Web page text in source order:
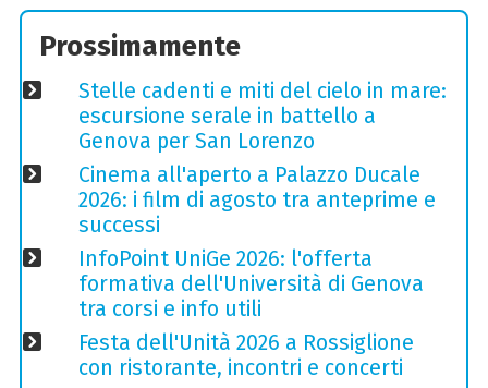
Prossimamente
Stelle cadenti e miti del cielo in mare:
escursione serale in battello a
Genova per San Lorenzo
Cinema all'aperto a Palazzo Ducale
2026: i film di agosto tra anteprime e
successi
InfoPoint UniGe 2026: l'offerta
formativa dell'Università di Genova
tra corsi e info utili
Festa dell'Unità 2026 a Rossiglione
con ristorante, incontri e concerti